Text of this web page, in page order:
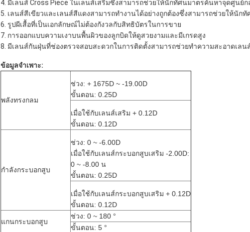
4. มีเลนส์ Cross Piece ในเลนส์เสริมซึ่งสามารถช่วยให้นักทัศนมาตรค้นหาจุดศูนย์ก
5. เลนส์สีเขียวและเลนส์สีแดงสามารถทำงานได้อย่างถูกต้องซึ่งสามารถช่วยให้นัก
6. รูปผีเสื้อที่เป็นเอกลักษณ์ไม่ต้องกังวลกับสิทธิบัตรในการขาย
7. การออกแบบความเงาบนพื้นผิวของลูกบิดให้ดูสวยงามและมีเกรดสูง
8. มีเลนส์กันฝุ่นที่ช่องตรวจสอบสะดวกในการติดตั้งสามารถช่วยทำความสะอาดเล
ข้อมูลจำเพาะ:
พลังทรงกลม
ช่วง: + 1675D ~ -19.00D
ขั้นตอน: 0.25D
เมื่อใช้กับเลนส์เสริม + 0.12D
ขั้นตอน: 0.12D
กำลังกระบอกสูบ
ช่วง: 0 ~ -6.00D
เมื่อใช้กับเลนส์กระบอกสูบเสริม -2.00D:
0 ~ -8.00 น
ขั้นตอน: 0.25D
เมื่อใช้กับเลนส์กระบอกสูบเสริม + 0.12D
ขั้นตอน: 0.12D
แกนกระบอกสูบ
ช่วง: 0 ~ 180 °
ขั้นตอน: 5 °